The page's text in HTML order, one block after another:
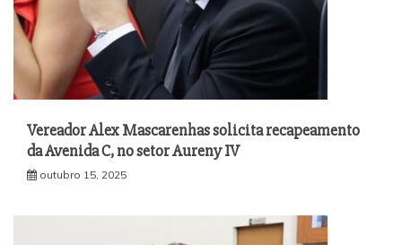
Vereador Alex Mascarenhas solicita recapeamento
da Avenida C, no setor Aureny IV
outubro 15, 2025